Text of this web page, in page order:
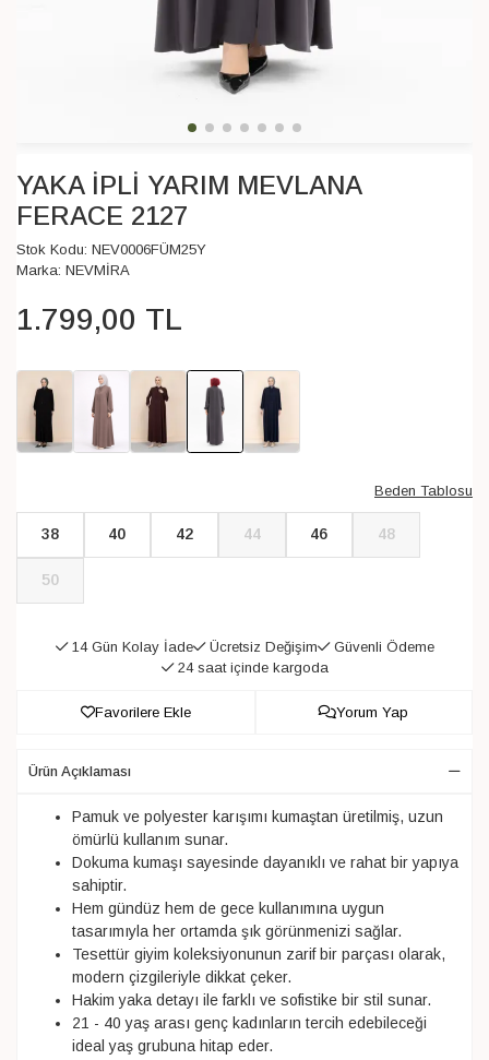
YAKA İPLİ YARIM MEVLANA
FERACE 2127
Stok Kodu: NEV0006FÜM25Y
Marka: NEVMİRA
1.799,00 TL
Beden Tablosu
38 40 42 44 46 48
50
14 Gün Kolay İade Ücretsiz Değişim
Güvenli Ödeme
24 saat içinde kargoda
Favorilere Ekle Yorum Yap
Ürün Açıklaması
Pamuk ve polyester karışımı kumaştan üretilmiş, uzun
ömürlü kullanım sunar.
Dokuma kumaşı sayesinde dayanıklı ve rahat bir yapıya
sahiptir.
Hem gündüz hem de gece kullanımına uygun
tasarımıyla her ortamda şık görünmenizi sağlar.
Tesettür giyim koleksiyonunun zarif bir parçası olarak,
modern çizgileriyle dikkat çeker.
Hakim yaka detayı ile farklı ve sofistike bir stil sunar.
21 - 40 yaş arası genç kadınların tercih edebileceği
ideal yaş grubuna hitap eder.